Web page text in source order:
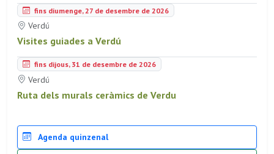
fins diumenge, 27 de desembre de 2026
Verdú
Visites guiades a Verdú
fins dijous, 31 de desembre de 2026
Verdú
Ruta dels murals ceràmics de Verdu
Agenda quinzenal